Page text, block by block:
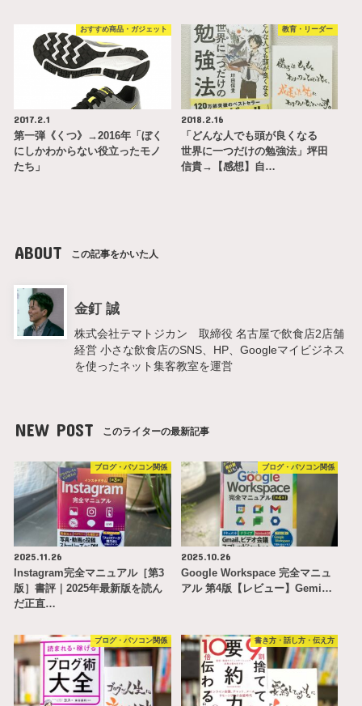
おすすめ商品・ガジェット
2017.2.1
第一弾《くつ》→2016年「ぼく
にしかわからない役立ったモノ
たち」
教育・リーダー
2018.2.16
「どんな人でも頭が良くなる
世界に一つだけの勉強法」坪田
信貴→【感想】自…
ABOUT この記事をかいた人
金釘 誠
株式会社テマトジカン 取締役 名古屋で飲食店2店舗
経営 小さな飲食店のSNS、HP、Googleマイビジネス
を使ったネット集客教室を運営
NEW POST このライターの最新記事
ブログ・パソコン関係
2025.11.26
Instagram完全マニュアル［第3
版］書評｜2025年最新版を読ん
だ正直…
ブログ・パソコン関係
2025.10.26
Google Workspace 完全マニュ
アル 第4版【レビュー】Gemi…
ブログ・パソコン関係 書き方・話し方・伝え方